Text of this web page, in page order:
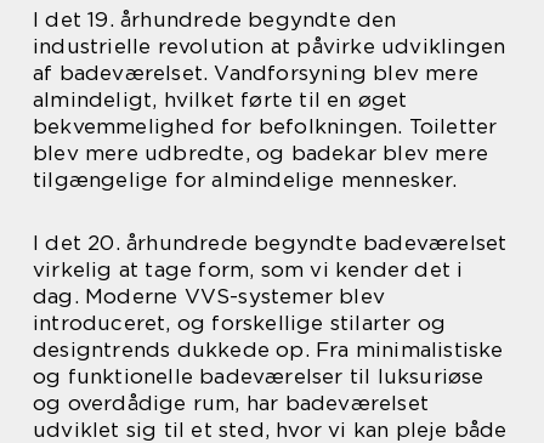
I det 19. århundrede begyndte den
industrielle revolution at påvirke udviklingen
af badeværelset. Vandforsyning blev mere
almindeligt, hvilket førte til en øget
bekvemmelighed for befolkningen. Toiletter
blev mere udbredte, og badekar blev mere
tilgængelige for almindelige mennesker.
I det 20. århundrede begyndte badeværelset
virkelig at tage form, som vi kender det i
dag. Moderne VVS-systemer blev
introduceret, og forskellige stilarter og
designtrends dukkede op. Fra minimalistiske
og funktionelle badeværelser til luksuriøse
og overdådige rum, har badeværelset
udviklet sig til et sted, hvor vi kan pleje både